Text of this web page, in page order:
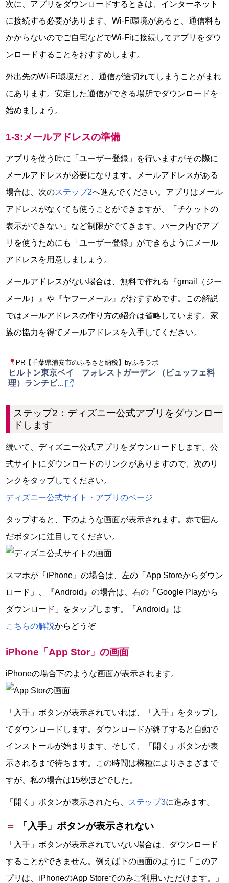
次に、アプリをダウンロードするときは、インターネット
に接続する必要があります。Wi-Fi環境があると、通信料も
かからないのでご自宅などでWi-Fiに接続してアプリをダウ
ンロードすることをおすすめします。
外出先のWi-Fi環境だと、通信が途切れてしまうことがまれ
にあります。安定した通信ができる場所でダウンロードを
始めましょう。
1-3:メールアドレスの準備
アプリを使う時に「ユーザー登録」を行いますがその際に
メールアドレスが必要になります。メールアドレスがある
場合は、次のステップ2へ進んでください。アプリはメール
アドレスがなくても使うことができますが、「チケットの
表示ができない」など制限がでてきます。パーク内でアプ
リを使うためにも「ユーザー登録」ができるようにメール
アドレスを用意しましょう。
メールアドレスがない場合は、無料で作れる『gmail（ジー
メール）』や『ヤフーメール』がおすすめです。この解説
ではメールアドレスの作り方の紹介は省略しています。家
族の協力を得てメールアドレスを入手してください。
PR【千葉県浦安市のふるさと納税】byふるラボ
ヒルトン東京ベイ フォレストガーデン （ビュッフェ料
理）ランチビ...
ステップ2：ディズニー公式アプリをダウンロー
ドします
続いて、ディズニー公式アプリをダウンロードします。公
式サイトにダウンロードのリンクがありますので、次のリ
ンクをタップしてください。
ディズニー公式サイト・アプリのページ
タップすると、下のような画面が表示されます。赤で囲ん
だボタンに注目してください。
スマホが『iPhone』の場合は、左の「App Storeからダウン
ロード」、『Android』の場合は、右の「Google Playから
ダウンロード」をタップします。『Android』は
こちらの解説からどうぞ
iPhone「App Stor」の画面
iPhoneの場合下のような画面が表示されます。
「入手」ボタンが表示されていれば、「入手」をタップし
てダウンロードします。ダウンロードが終了すると自動で
インストールが始まります。そして、「開く」ボタンが表
示されるまで待ちます。この時間は機種によりさまざまで
すが、私の場合は15秒ほどでした。
「開く」ボタンが表示されたら、 ステップ3に進みます。
「入手」ボタンが表示されない
「入手」ボタンが表示されていない場合は、ダウンロード
することができません。例えば下の画面のように「このア
プリは、iPhoneのApp Storeでのみご利用いただけます。」